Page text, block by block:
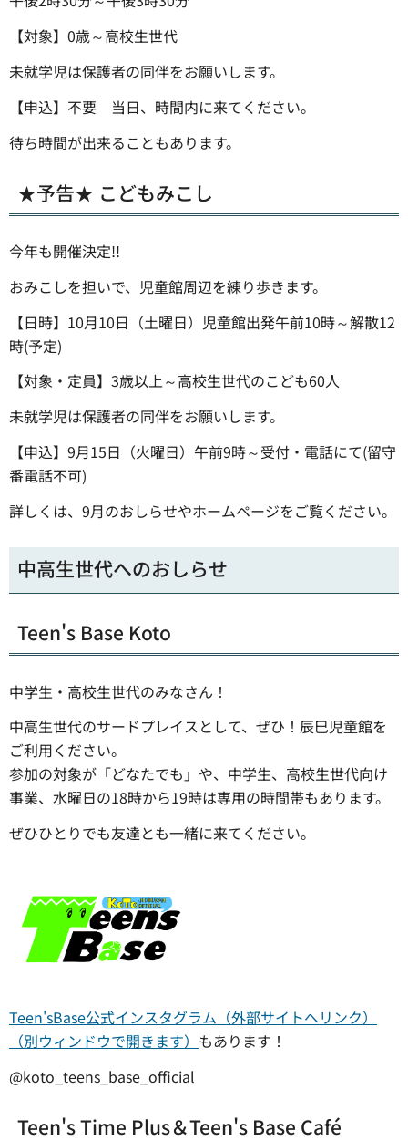
【対象】0歳～高校生世代
未就学児は保護者の同伴をお願いします。
【申込】不要 当日、時間内に来てください。
待ち時間が出来ることもあります。
★予告★ こどもみこし
今年も開催決定!!
おみこしを担いで、児童館周辺を練り歩きます。
【日時】10月10日（土曜日）児童館出発午前10時～解散12
時(予定)
【対象・定員】3歳以上～高校生世代のこども60人
未就学児は保護者の同伴をお願いします。
【申込】9月15日（火曜日）午前9時～受付・電話にて(留守
番電話不可)
詳しくは、9月のおしらせやホームページをご覧ください。
中高生世代へのおしらせ
Teen's Base Koto
中学生・高校生世代のみなさん！
中高生世代のサードプレイスとして、ぜひ！辰巳児童館を
ご利用ください。
参加の対象が「どなたでも」や、中学生、高校生世代向け
事業、水曜日の18時から19時は専用の時間帯もあります。
ぜひひとりでも友達とも一緒に来てください。
Teen'sBase公式インスタグラム（外部サイトへリンク）
（別ウィンドウで開きます） もあります！
@koto_teens_base_official
Teen's Time Plus＆Teen's Base Café